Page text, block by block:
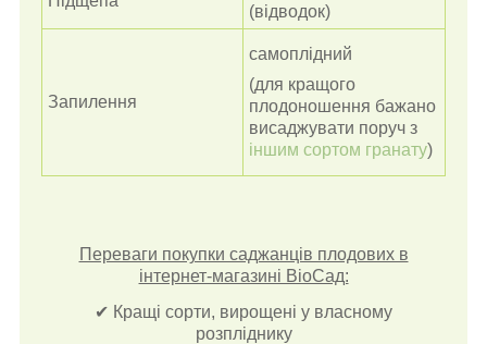
(відводок)
Запилення
самоплідний
(для кращого
плодоношення бажано
висаджувати поруч з
іншим сортом гранату)
Переваги покупки саджанців плодових в
інтернет-магазині ВіоСад:
✔ Кращі сорти, вирощені у власному
розпліднику